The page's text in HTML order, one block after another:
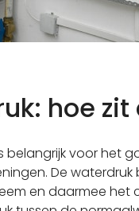
hoe zit
belangrijk voor het
De
en daarmee het